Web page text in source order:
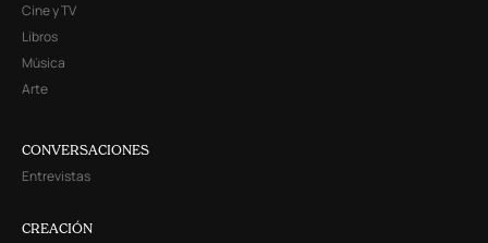
Cine y TV
Libros
Música
Arte
CONVERSACIONES
Entrevistas
CREACIÓN